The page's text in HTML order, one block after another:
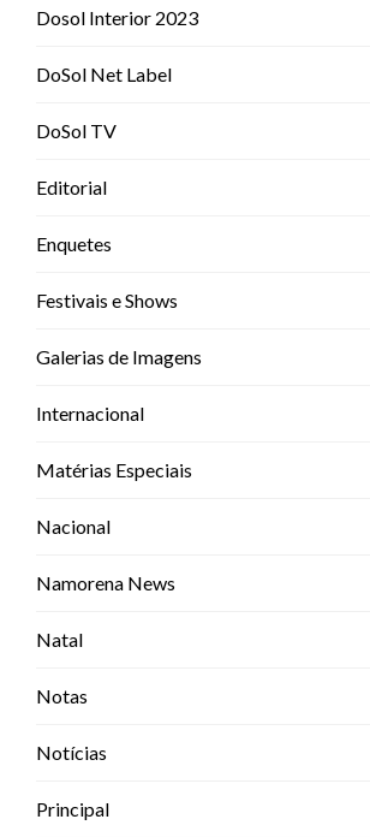
Dosol Interior 2023
DoSol Net Label
DoSol TV
Editorial
Enquetes
Festivais e Shows
Galerias de Imagens
Internacional
Matérias Especiais
Nacional
Namorena News
Natal
Notas
Notícias
Principal